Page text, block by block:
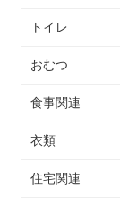
トイレ
おむつ
食事関連
衣類
住宅関連